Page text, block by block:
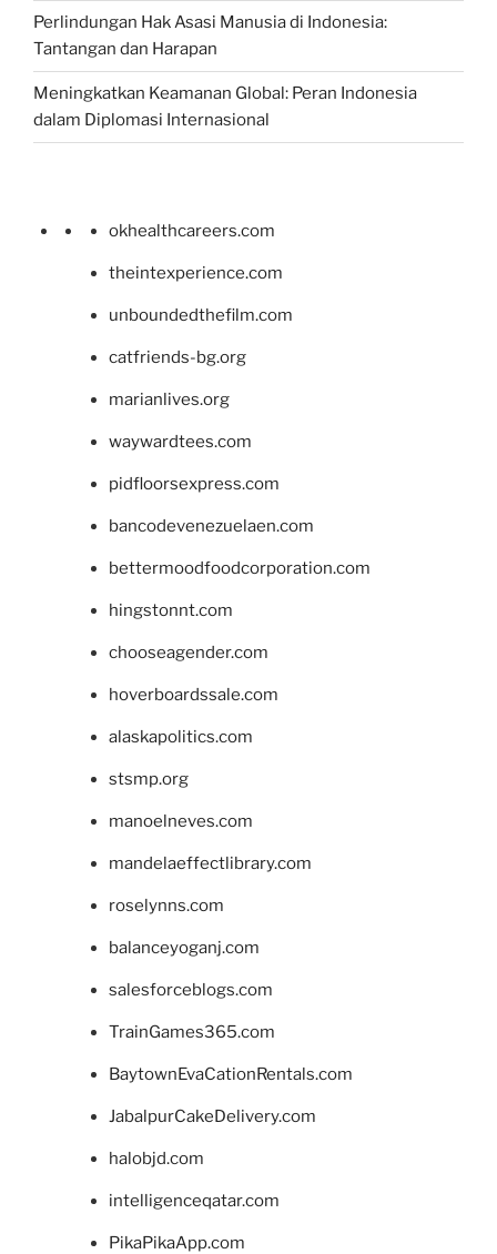
Perlindungan Hak Asasi Manusia di Indonesia:
Tantangan dan Harapan
Meningkatkan Keamanan Global: Peran Indonesia
dalam Diplomasi Internasional
okhealthcareers.com
theintexperience.com
unboundedthefilm.com
catfriends-bg.org
marianlives.org
waywardtees.com
pidfloorsexpress.com
bancodevenezuelaen.com
bettermoodfoodcorporation.com
hingstonnt.com
chooseagender.com
hoverboardssale.com
alaskapolitics.com
stsmp.org
manoelneves.com
mandelaeffectlibrary.com
roselynns.com
balanceyoganj.com
salesforceblogs.com
TrainGames365.com
BaytownEvaCationRentals.com
JabalpurCakeDelivery.com
halobjd.com
intelligenceqatar.com
PikaPikaApp.com